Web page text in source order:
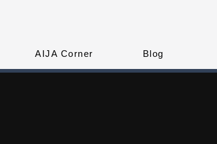
AIJA Corner Blog